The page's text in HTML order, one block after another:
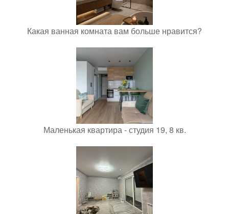
Какая ванная комната вам больше нравится?
Маленькая квартира - студия 19, 8 кв.